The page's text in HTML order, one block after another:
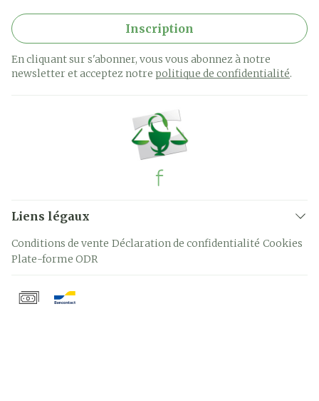
Inscription
En cliquant sur s'abonner, vous vous abonnez à notre
newsletter et acceptez notre politique de confidentialité.
Liens légaux
Conditions de vente Déclaration de confidentialité Cookies
Plate-forme ODR